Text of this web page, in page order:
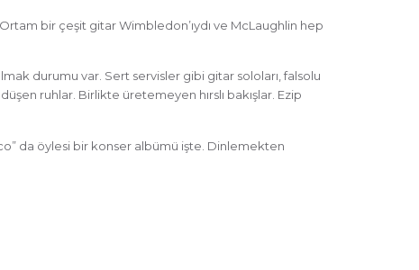
bir çeşit gitar Wimbledon’ıydı ve McLaughlin hep
durumu var. Sert servisler gibi gitar soloları, falsolu
ruhlar. Birlikte üretemeyen hırslı bakışlar. Ezip
da öylesi bir konser albümü işte. Dinlemekten